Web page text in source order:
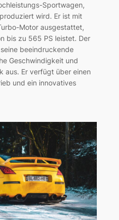
Sportwagen,
wird. Er ist mit
Motor ausgestattet,
bis zu 565 PS leistet. Der
beeindruckende
Geschwindigkeit und
aus. Er verfügt über einen
und ein innovatives